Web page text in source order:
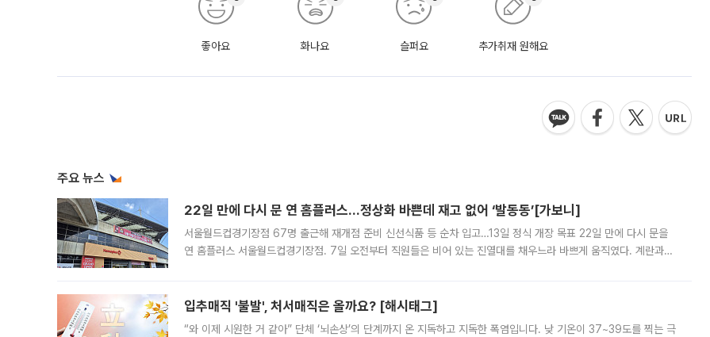
좋아요 화나요 슬퍼요 추가취재 원해요
주요 뉴스
22일 만에 다시 문 연 홈플러스…정상화 바쁜데 재고 없어 ‘발동동’[가보니]
서울월드컵경기장점 67명 출근해 재개점 준비 신선식품 등 순차 입고…13일 정식 개장 목표 22일 만에 다시 문을
연 홈플러스 서울월드컵경기장점. 7일 오전부터 직원들은 비어 있는 진열대를 채우느라 바쁘게 움직였다. 계란과
입추매직 '불발', 처서매직은 올까요? [해시태그]
“와 이제 시원한 거 같아” 단체 ‘뇌손상’의 단계까지 온 지독하고 지독한 폭염입니다. 낮 기온이 37~39도를 찍는 극